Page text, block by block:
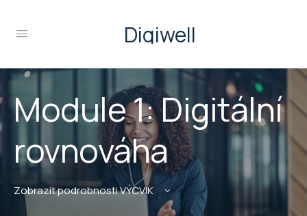
Digiwell
Module 1: Digitální
rovnováha
Zobrazit podrobnosti VÝCVIK